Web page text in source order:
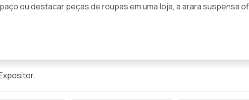
ou destacar peças de roupas em uma loja, a arara suspensa
.